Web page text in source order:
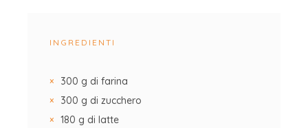
INGREDIENTI
300 g di farina
300 g di zucchero
180 g di latte